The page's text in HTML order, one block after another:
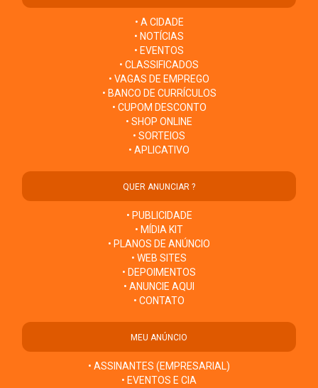
• A CIDADE
• NOTÍCIAS
• EVENTOS
• CLASSIFICADOS
• VAGAS DE EMPREGO
• BANCO DE CURRÍCULOS
• CUPOM DESCONTO
• SHOP ONLINE
• SORTEIOS
• APLICATIVO
QUER ANUNCIAR ?
• PUBLICIDADE
• MÍDIA KIT
• PLANOS DE ANÚNCIO
• WEB SITES
• DEPOIMENTOS
• ANUNCIE AQUI
• CONTATO
MEU ANÚNCIO
• ASSINANTES (EMPRESARIAL)
• EVENTOS E CIA